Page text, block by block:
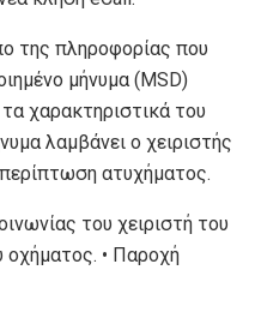
της πληροφορίας που
μήνυμα (MSD)
χαρακτηριστικά του
λαμβάνει ο χειριστής
ατυχήματος.
του χειριστή του
οχήματος. • Παροχή